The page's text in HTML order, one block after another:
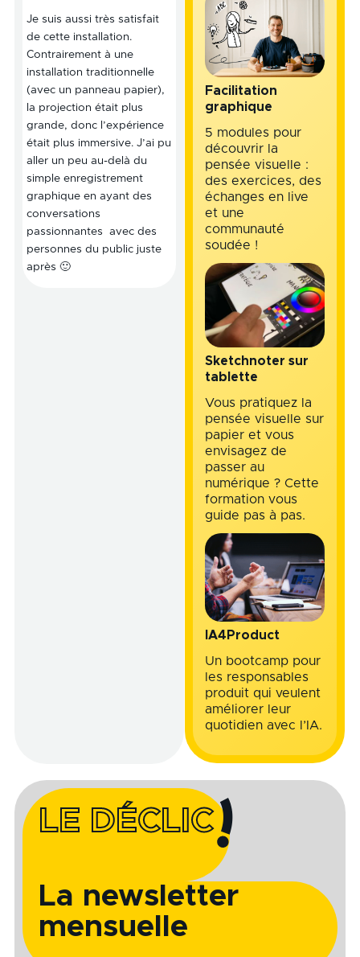
Je suis aussi très satisfait
de cette installation.
Contrairement à une
installation traditionnelle
(avec un panneau papier),
la projection était plus
grande, donc l’expérience
était plus immersive. J’ai pu
aller un peu au-delà du
simple enregistrement
graphique en ayant des
conversations
passionnantes avec des
personnes du public juste
après 🙂
Facilitation
graphique
5 modules pour
découvrir la
pensée visuelle :
des exercices, des
échanges en live
et une
communauté
soudée !
Sketchnoter sur
tablette
Vous pratiquez la
pensée visuelle sur
papier et vous
envisagez de
passer au
numérique ? Cette
formation vous
guide pas à pas.
IA4Product
Un bootcamp pour
les responsables
produit qui veulent
améliorer leur
quotidien avec l’IA.
LE DÉCLIC
La newsletter
mensuelle